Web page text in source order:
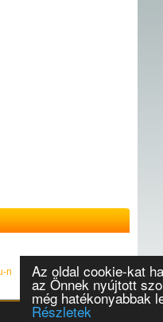
Az oldal cookie-kat
az Önnek nyújtott
még hatékonyabbak
Részletek
n